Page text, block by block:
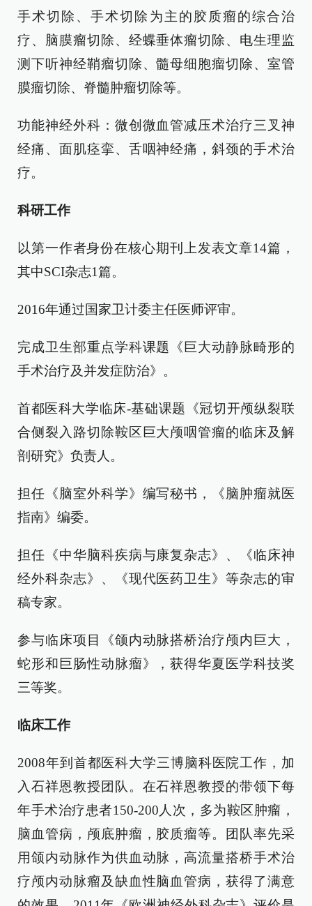
手术切除、手术切除为主的胶质瘤的综合治
疗、脑膜瘤切除、经蝶垂体瘤切除、电生理监
测下听神经鞘瘤切除、髓母细胞瘤切除、室管
膜瘤切除、脊髓肿瘤切除等。
功能神经外科：微创微血管减压术治疗三叉神
经痛、面肌痉挛、舌咽神经痛，斜颈的手术治
疗。
科研工作
以第一作者身份在核心期刊上发表文章14篇，
其中SCI杂志1篇。
2016年通过国家卫计委主任医师评审。
完成卫生部重点学科课题《巨大动静脉畸形的
手术治疗及并发症防治》。
首都医科大学临床-基础课题《冠切开颅纵裂联
合侧裂入路切除鞍区巨大颅咽管瘤的临床及解
剖研究》负责人。
担任《脑室外科学》编写秘书，《脑肿瘤就医
指南》编委。
担任《中华脑科疾病与康复杂志》、《临床神
经外科杂志》、《现代医药卫生》等杂志的审
稿专家。
参与临床项目《颌内动脉搭桥治疗颅内巨大，
蛇形和巨肠性动脉瘤》，获得华夏医学科技奖
三等奖。
临床工作
2008年到首都医科大学三博脑科医院工作，加
入石祥恩教授团队。在石祥恩教授的带领下每
年手术治疗患者150-200人次，多为鞍区肿瘤，
脑血管病，颅底肿瘤，胶质瘤等。团队率先采
用颌内动脉作为供血动脉，高流量搭桥手术治
疗颅内动脉瘤及缺血性脑血管病，获得了满意